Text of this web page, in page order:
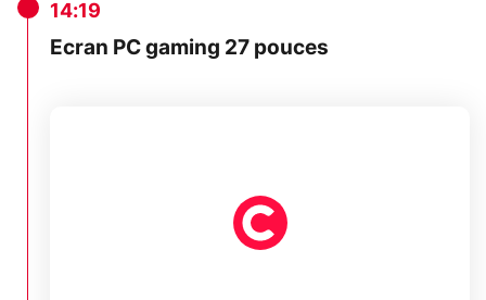
14:19
Ecran PC gaming 27 pouces